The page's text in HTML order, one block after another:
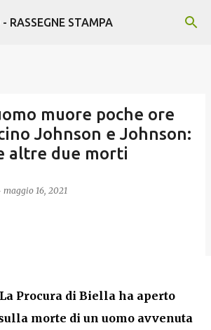
ai contenuti principali
RASSEGNE STAMPA
muore poche ore
Johnson e Johnson:
altre due morti
maggio 16, 2021
La Procura di Biella ha aperto
morte di un uomo avvenuta